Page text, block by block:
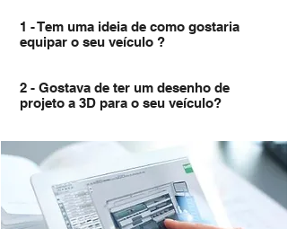
1 - Tem uma ideia de como gostaria
equipar o seu veículo ?
2 - Gostava de ter um desenho de
projeto a 3D para o seu veículo?